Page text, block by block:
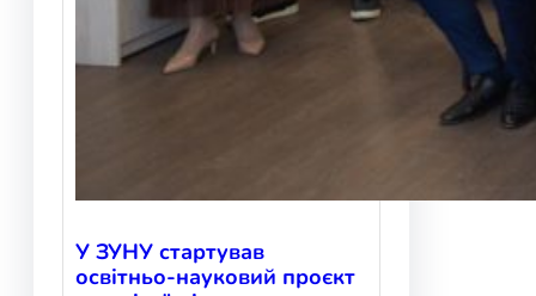
У ЗУНУ стартував
освітньо-науковий проєкт